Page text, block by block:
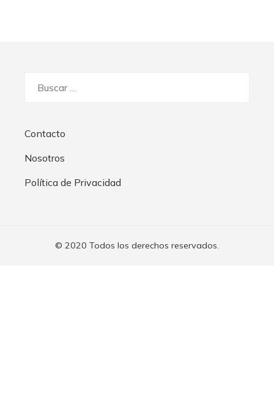
Contacto
Nosotros
Política de Privacidad
© 2020 Todos los derechos reservados.